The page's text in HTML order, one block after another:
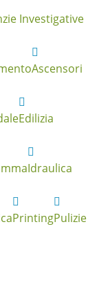
Investigative
Ascensori
Edilizia
Idraulica
PrintingPulizie